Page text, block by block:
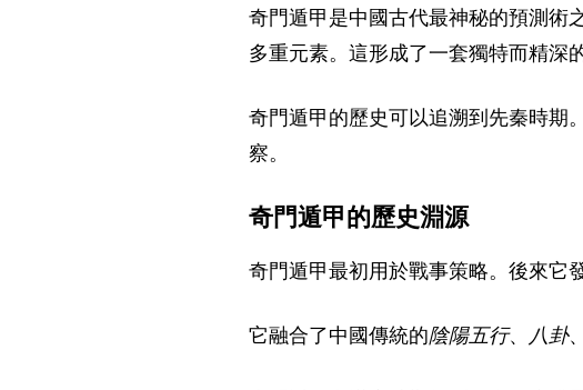
奇門遁甲是中國古代最神秘的預測術
多重元素。這形成了一套獨特而精深
奇門遁甲的歷史可以追溯到先秦時期
察。
奇門遁甲的歷史淵源
奇門遁甲最初用於戰事策略。後來它
它融合了中國傳統的陰陽五行、 八卦、